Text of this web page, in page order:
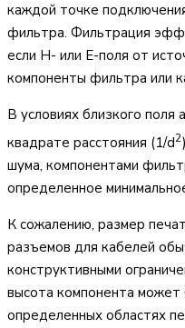
каждой точке
фильтра. Фильтрация
если H- или E-поля от
компоненты фильтра или
В условиях близкого поля
квадрате расстояния (1/d2
шума, компонентами
определенное
К сожалению, размер
разъемов для кабелей
конструктивными
высота компонента может
определенных областях